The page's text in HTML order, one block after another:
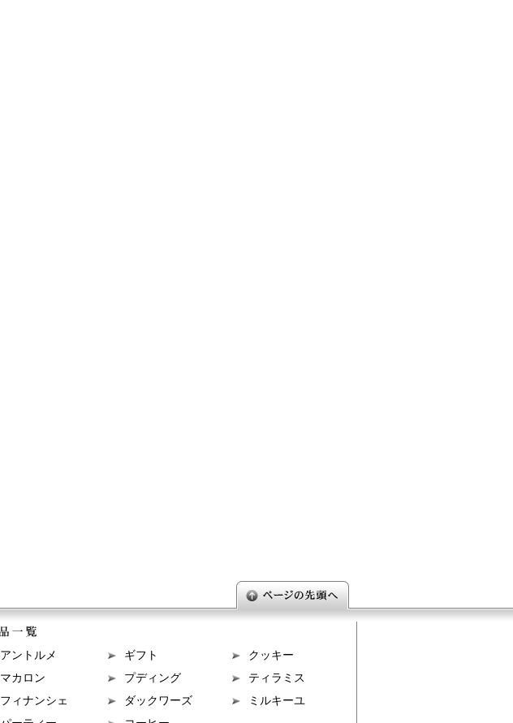
アントルメ ギフト
クッキー
マカロン
プディング
ティラミス
フィナンシェ
ダックワーズ
ミルキーユ